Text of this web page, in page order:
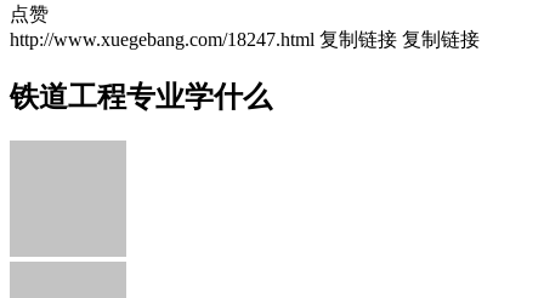
点赞
http://www.xuegebang.com/18247.html 复制链接 复制链接
铁道工程专业学什么